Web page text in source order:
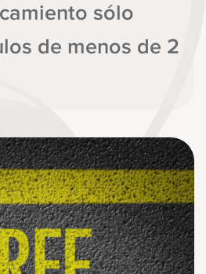
sólo
de menos de 2